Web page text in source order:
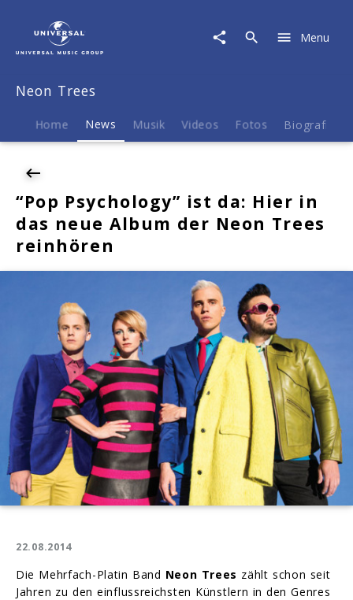
News
"Pop
da:
neue
Album
der
Neon
Trees
Menu
Neon Trees
Home News Musik Videos Fotos Biografie
“Pop Psychology” ist da: Hier in
das neue Album der Neon Trees
reinhören
22.08.2014
Die Mehrfach-Platin Band Neon Trees zählt schon seit
Jahren zu den einflussreichsten Künstlern in den Genres